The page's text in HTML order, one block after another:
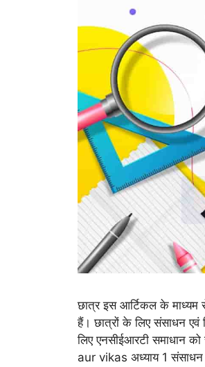
छात्र इस आर्टिकल के माध्यम
हैं। छात्रों के लिए संसाधन एवं
लिए एनसीईआरटी समाधान
aur vikas अध्याय 1 संसाधन